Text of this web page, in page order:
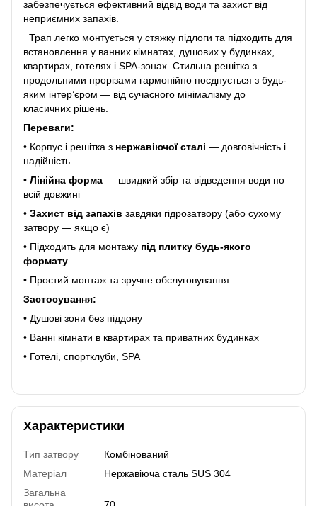
забезпечується ефективний відвід води та захист від
неприємних запахів.
Трап легко монтується у стяжку підлоги та підходить для
встановлення у ванних кімнатах, душових у будинках,
квартирах, готелях і SPA-зонах. Стильна решітка з
продольними прорізами гармонійно поєднується з будь-
яким інтер’єром — від сучасного мінімалізму до
класичних рішень.
Переваги:
• Корпус і решітка з нержавіючої сталі — довговічність і
надійність
• Лінійна форма — швидкий збір та відведення води по
всій довжині
• Захист від запахів завдяки гідрозатвору (або сухому
затвору — якщо є)
• Підходить для монтажу під плитку будь-якого
формату
• Простий монтаж та зручне обслуговування
Застосування:
• Душові зони без піддону
• Ванні кімнати в квартирах та приватних будинках
• Готелі, спортклуби, SPA
Характеристики
Тип затвору
Комбінований
Матеріал
Нержавіюча сталь SUS 304
Загальна